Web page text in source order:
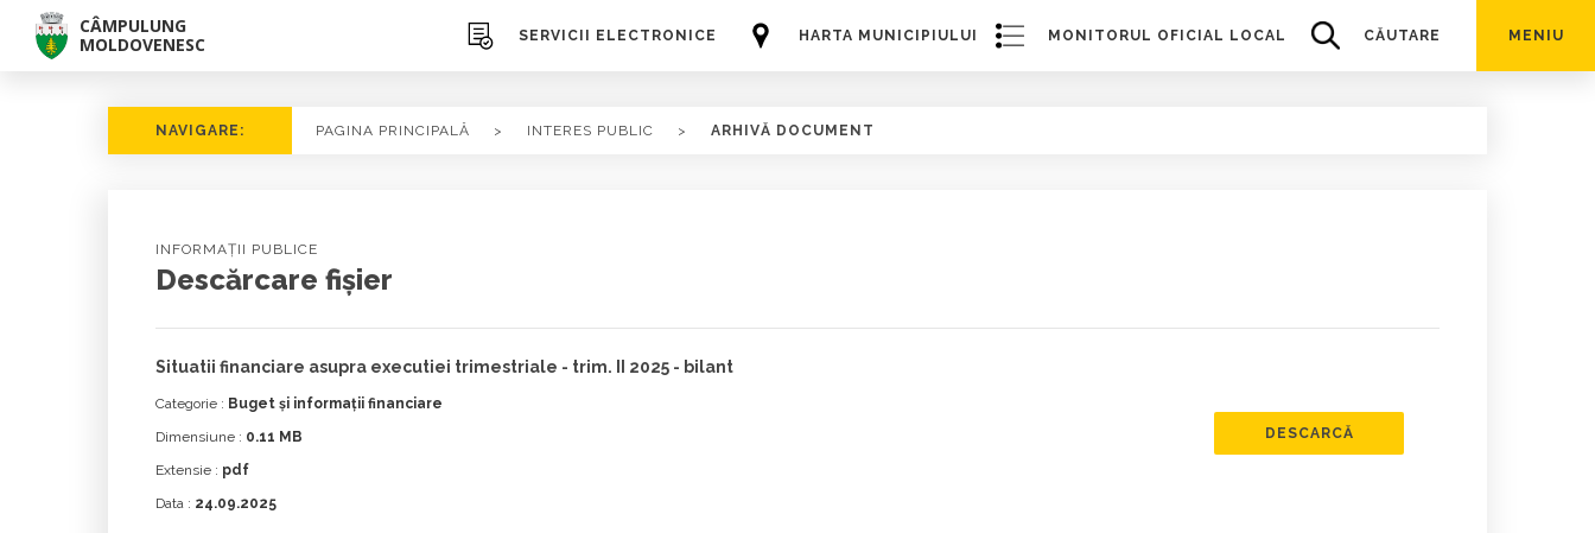
CÂMPULUNG
MOLDOVENESC
HARTA MUNICIPIULUI
SERVICII ELECTRONICE MONITORUL OFICIAL LOCAL CĂUTARE MENIU
NAVIGARE: PAGINA PRINCIPALĂ > INTERES PUBLIC > ARHIVĂ DOCUMENT
INFORMAȚII PUBLICE
Descărcare fișier
Situatii financiare asupra executiei trimestriale - trim. II 2025 - bilant
Categorie : Buget și informații financiare
Dimensiune : 0.11 MB
Extensie : pdf
Data : 24.09.2025
DESCARCĂ